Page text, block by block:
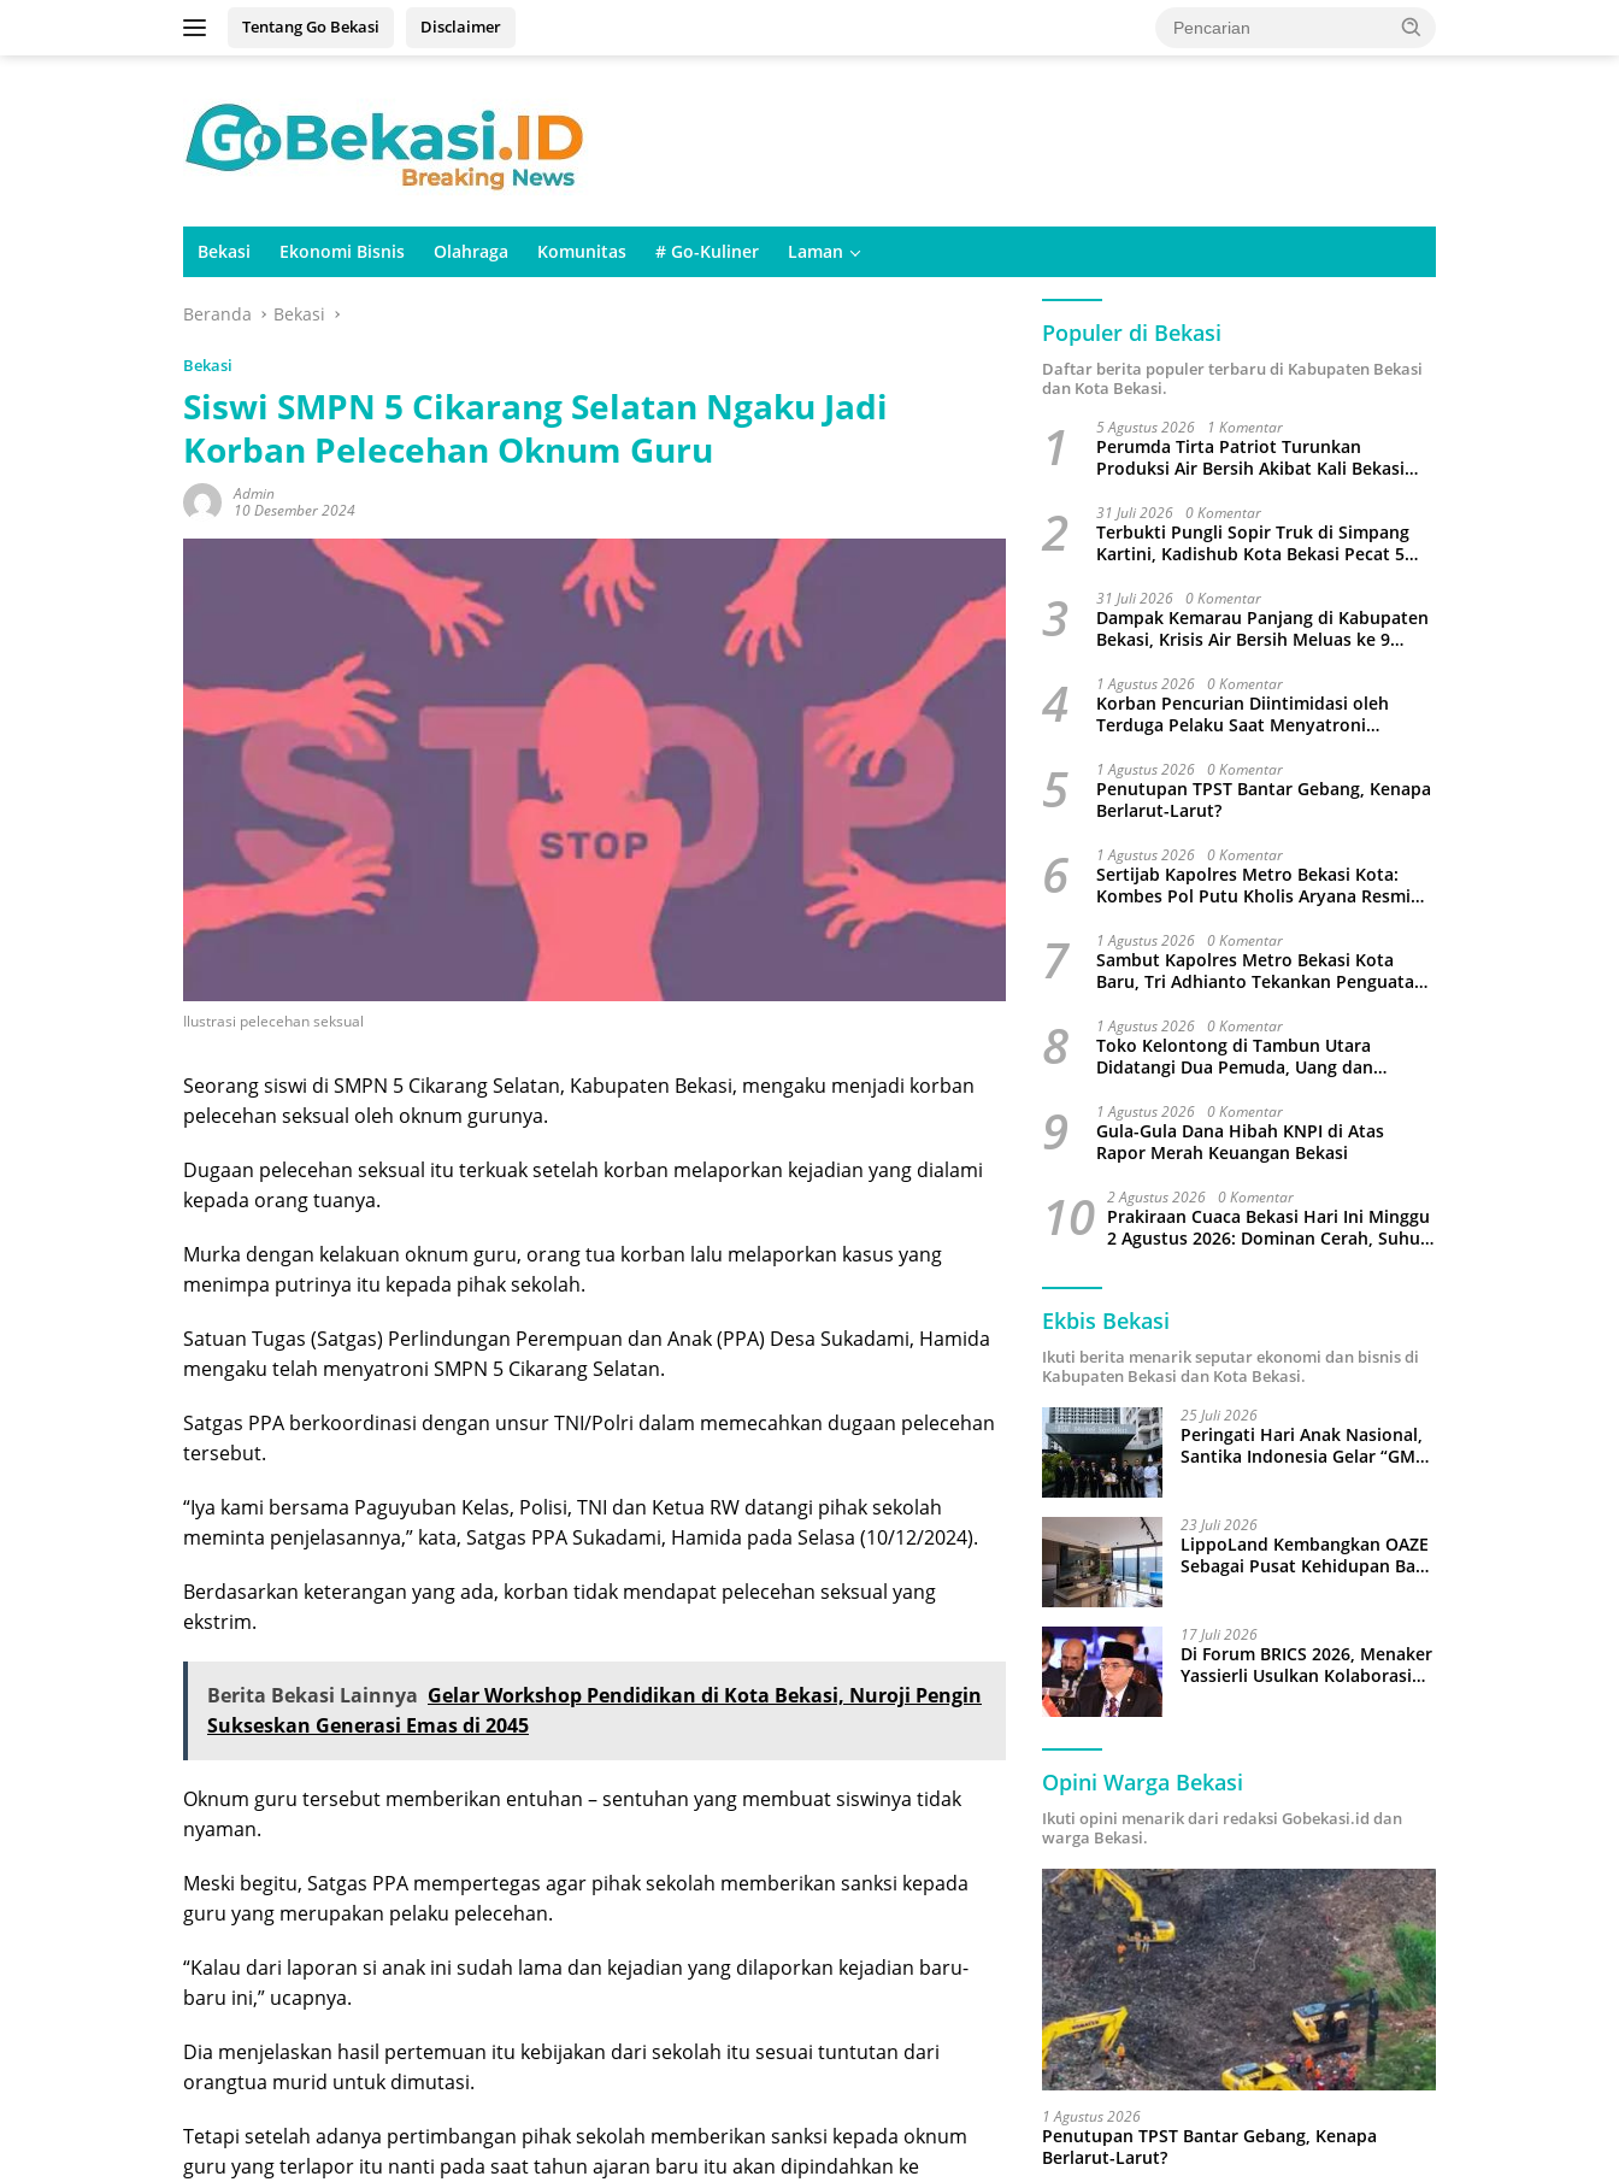
Tentang Go Bekasi Disclaimer
Bekasi Ekonomi Bisnis Olahraga Komunitas # Go-Kuliner Laman
Beranda Bekasi
Bekasi
Siswi SMPN 5 Cikarang Selatan Ngaku Jadi
Korban Pelecehan Oknum Guru
Admin
10 Desember 2024
Ilustrasi pelecehan seksual
Seorang siswi di SMPN 5 Cikarang Selatan, Kabupaten Bekasi, mengaku menjadi korban
pelecehan seksual oleh oknum gurunya.
Dugaan pelecehan seksual itu terkuak setelah korban melaporkan kejadian yang dialami
kepada orang tuanya.
Murka dengan kelakuan oknum guru, orang tua korban lalu melaporkan kasus yang
menimpa putrinya itu kepada pihak sekolah.
Satuan Tugas (Satgas) Perlindungan Perempuan dan Anak (PPA) Desa Sukadami, Hamida
mengaku telah menyatroni SMPN 5 Cikarang Selatan.
Satgas PPA berkoordinasi dengan unsur TNI/Polri dalam memecahkan dugaan pelecehan
tersebut.
“Iya kami bersama Paguyuban Kelas, Polisi, TNI dan Ketua RW datangi pihak sekolah
meminta penjelasannya,” kata, Satgas PPA Sukadami, Hamida pada Selasa (10/12/2024).
Berdasarkan keterangan yang ada, korban tidak mendapat pelecehan seksual yang
ekstrim.
Berita Bekasi Lainnya Gelar Workshop Pendidikan di Kota Bekasi, Nuroji Pengin
Sukseskan Generasi Emas di 2045
Oknum guru tersebut memberikan entuhan – sentuhan yang membuat siswinya tidak
nyaman.
Meski begitu, Satgas PPA mempertegas agar pihak sekolah memberikan sanksi kepada
guru yang merupakan pelaku pelecehan.
“Kalau dari laporan si anak ini sudah lama dan kejadian yang dilaporkan kejadian baru-
baru ini,” ucapnya.
Dia menjelaskan hasil pertemuan itu kebijakan dari sekolah itu sesuai tuntutan dari
orangtua murid untuk dimutasi.
Tetapi setelah adanya pertimbangan pihak sekolah memberikan sanksi kepada oknum
guru yang terlapor itu nanti pada saat tahun ajaran baru itu akan dipindahkan ke
Populer di Bekasi
Daftar berita populer terbaru di Kabupaten Bekasi
dan Kota Bekasi.
1 5 Agustus 2026 1 Komentar
Perumda Tirta Patriot Turunkan
Produksi Air Bersih Akibat Kali Bekasi
2 31 Juli 2026 0 Komentar
Terbukti Pungli Sopir Truk di Simpang
Kartini, Kadishub Kota Bekasi Pecat 5
3 31 Juli 2026 0 Komentar
Dampak Kemarau Panjang di Kabupaten
Bekasi, Krisis Air Bersih Meluas ke 9
4 1 Agustus 2026 0 Komentar
Korban Pencurian Diintimidasi oleh
Terduga Pelaku Saat Menyatroni
Malah Ikut-Ikutan!
5 1 Agustus 2026 0 Komentar
Penutupan TPST Bantar Gebang, Kenapa
Berlarut-Larut?
6 1 Agustus 2026 0 Komentar
Sertijab Kapolres Metro Bekasi Kota:
Kombes Pol Putu Kholis Aryana Resmi
Bintoro
7 1 Agustus 2026 0 Komentar
Sambut Kapolres Metro Bekasi Kota
Baru, Tri Adhianto Tekankan Penguatan
8 1 Agustus 2026 0 Komentar
Toko Kelontong di Tambun Utara
Didatangi Dua Pemuda, Uang dan
9 1 Agustus 2026 0 Komentar
Gula-Gula Dana Hibah KNPI di Atas
Rapor Merah Keuangan Bekasi
10 2 Agustus 2026 0 Komentar
Prakiraan Cuaca Bekasi Hari Ini Minggu
2 Agustus 2026: Dominan Cerah, Suhu
Ekbis Bekasi
Ikuti berita menarik seputar ekonomi dan bisnis di
Kabupaten Bekasi dan Kota Bekasi.
25 Juli 2026
Peringati Hari Anak Nasional,
Santika Indonesia Gelar “GM
23 Juli 2026
LippoLand Kembangkan OAZE
Sebagai Pusat Kehidupan Baru
17 Juli 2026
Di Forum BRICS 2026, Menaker
Yassierli Usulkan Kolaborasi
Opini Warga Bekasi
Ikuti opini menarik dari redaksi Gobekasi.id dan
warga Bekasi.
1 Agustus 2026
Penutupan TPST Bantar Gebang, Kenapa
Berlarut-Larut?